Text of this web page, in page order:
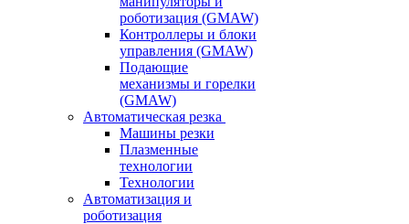
роботизация (GMAW)
Контроллеры и блоки
управления (GMAW)
Подающие
механизмы и горелки
(GMAW)
Автоматическая резка
Машины резки
Плазменные
технологии
Технологии
Автоматизация и
роботизация